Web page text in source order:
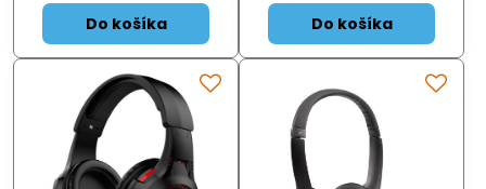
nastavitelný design, flexibilní
n...
Do košíka
náušníky v kombinaci s...
Do košíka